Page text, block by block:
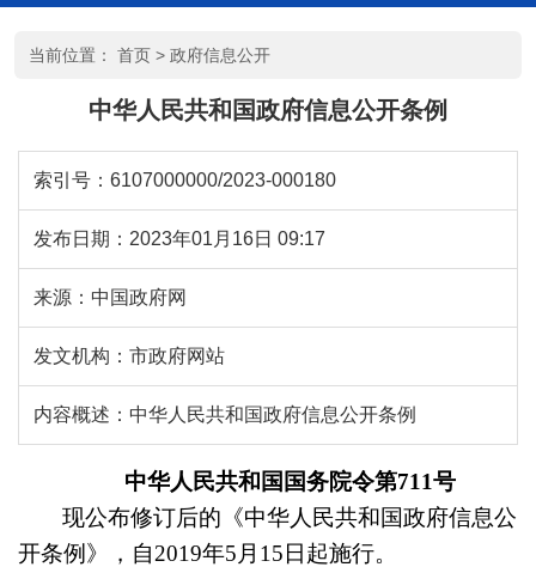
当前位置： 首页 > 政府信息公开
中华人民共和国政府信息公开条例
索引号： 6107000000/2023-000180
发布日期： 2023年01月16日 09:17
来源： 中国政府网
发文机构： 市政府网站
内容概述： 中华人民共和国政府信息公开条例
中华人民共和国国务院令第711号
现公布修订后的《中华人民共和国政府信息公
开条例》，自2019年5月15日起施行。